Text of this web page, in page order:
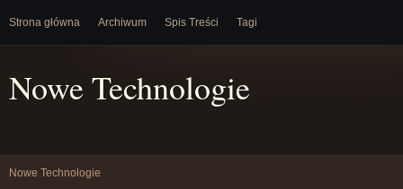
Strona główna Archiwum Spis Treści Tagi
Nowe Technologie
Nowe Technologie